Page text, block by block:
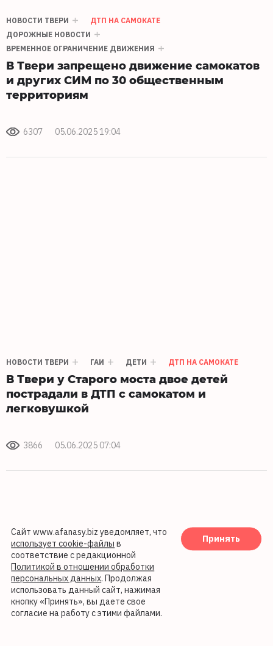
НОВОСТИ ТВЕРИ
ДТП НА САМОКАТЕ
ДОРОЖНЫЕ НОВОСТИ
ВРЕМЕННОЕ ОГРАНИЧЕНИЕ ДВИЖЕНИЯ
В Твери запрещено движение самокатов
и других СИМ по 30 общественным
территориям
6307 05.06.2025 19:04
НОВОСТИ ТВЕРИ ГАИ ДЕТИ ДТП НА САМОКАТЕ
В Твери у Старого моста двое детей
пострадали в ДТП с самокатом и
легковушкой
3866 05.06.2025 07:04
Сайт www.afanasy.biz уведомляет, что
использует cookie-файлы в
соответствие с редакционной
Политикой в отношении обработки
персональных данных. Продолжая
использовать данный сайт, нажимая
кнопку «Принять», вы даете свое
согласие на работу с этими файлами.
Принять